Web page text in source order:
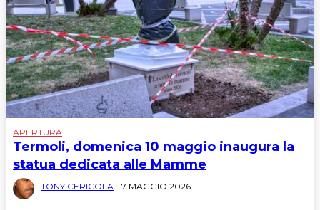
APERTURA
Termoli, domenica 10 maggio inaugura la
statua dedicata alle Mamme
TONY CERICOLA - 7 MAGGIO 2026